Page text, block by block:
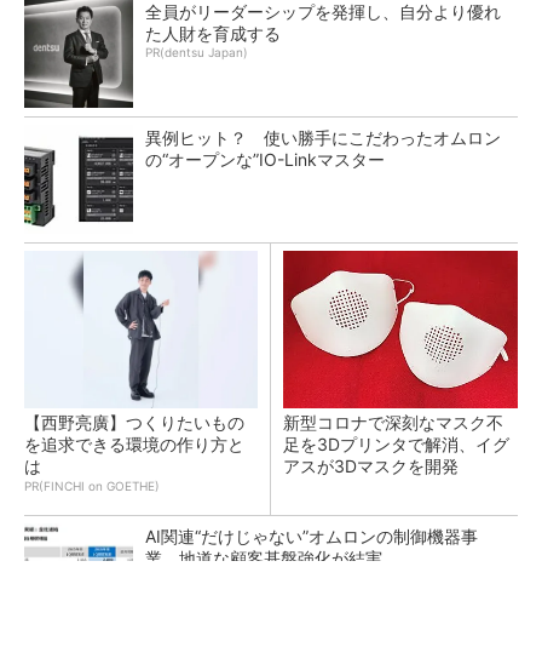
全員がリーダーシップを発揮し、自分より優れ
た人財を育成する
PR(dentsu Japan)
異例ヒット？ 使い勝手にこだわったオムロン
の“オープンな”IO-Linkマスター
【西野亮廣】つくりたいもの
を追求できる環境の作り方と
は
PR(FINCHI on GOETHE)
新型コロナで深刻なマスク不
足を3Dプリンタで解消、イグ
アスが3Dマスクを開発
AI関連“だけじゃない”オムロンの制御機器事
業、地道な顧客基盤強化が結実